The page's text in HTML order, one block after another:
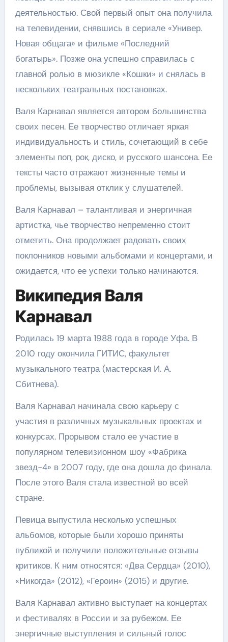
деятельностью. Свой первый опыт она получила
на телевидении, снявшись в сериале «Универ.
Новая общага» и фильме «Последний
богатырь». Позже она успешно справилась с
главной ролью в мюзикле «Кошки» и снялась в
нескольких театральных постановках.
Валя Карнавал является автором большинства
своих песен. Ее творчество отличает яркая
индивидуальность и стиль, сочетающий в себе
элементы поп, рок, диско, и русского шансона. Ее
тексты часто отражают жизненные темы и
проблемы, вызывая отклик у слушателей.
Валя Карнавал – талантливая и энергичная
артистка, чье творчество непременно стоит
отметить. Она продолжает радовать своих
поклонников новыми альбомами и концертами, и
ожидается, что ее успехи только начинаются.
Википедия Валя
Карнавал
Родилась 19 марта 1988 года в городе Уфа. В
2010 году окончила ГИТИС, факультет
музыкального театра (мастерская И. А.
Сбитнева).
Валя Карнавал начинала свою карьеру с
участия в различных музыкальных проектах и
конкурсах. Прорывом стало ее участие в
популярном телевизионном шоу «Фабрика
звезд-4» в 2007 году, где она дошла до финала.
После этого Валя стала известной во всей
стране.
Певица выпустила несколько успешных
альбомов, которые были хорошо приняты
публикой и получили положительные отзывы
критиков. К ним относятся: «Два Сердца» (2010),
«Никогда» (2012), «Героин» (2015) и другие.
Валя Карнавал активно выступает на концертах
и фестивалях в России и за рубежом. Ее
энергичные выступления и сильный голос